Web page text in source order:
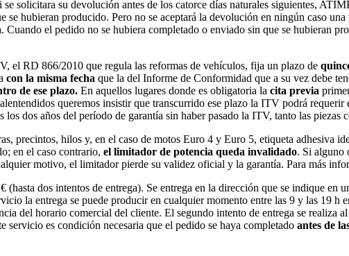
solicitara su devolución antes de los catorce días naturales siguientes,
se hubieran producido. Pero no se aceptará la devolución en ningún caso
el pedido no se hubiera completado o enviado sin que se hubieran
el RD 866/2010 que regula las reformas de vehículos, fija un plazo de
con la misma fecha que la del Informe de Conformidad que a su vez debe
de ese plazo. En aquellos lugares donde es obligatoria la cita previa
queremos insistir que transcurrido ese plazo la ITV podrá requerir
dos años del período de garantía sin haber pasado la ITV, tanto las
precintos, hilos y, en el caso de motos Euro 4 y Euro 5, etiqueta adhesiva
en el caso contrario, el limitador de potencia queda invalidado. Si alguno
motivo, el limitador pierde su validez oficial y la garantía. Para más
(hasta dos intentos de entrega). Se entrega en la dirección que se indique en
la entrega se puede producir en cualquier momento entre las 9 y las 19 h
del horario comercial del cliente. El segundo intento de entrega se realiza
servicio es condición necesaria que el pedido se haya completado antes de